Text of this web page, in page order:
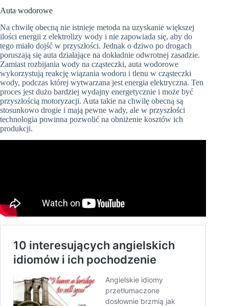
Auta wodorowe
Na chwilę obecną nie istnieje metoda na uzyskanie większej
ilości energii z elektrolizy wody i nie zapowiada się, aby do
tego miało dojść w przyszłości. Jednak o dziwo po drogach
poruszają się auta działające na dokładnie odwrotnej zasadzie.
Zamiast rozbijania wody na cząsteczki, auta wodorowe
wykorzystują reakcję wiązania wodoru i tlenu w cząsteczki
wody, podczas której wytwarzana jest energia elektryczna. Ten
proces jest dużo bardziej wydajny energetycznie i może być
przyszłością motoryzacji. Auta takie na chwilę obecną są
stosunkowo drogie i mają pewne wady, ale w przyszłości
technologia powinna pozwolić na obniżenie kosztów ich
produkcji.